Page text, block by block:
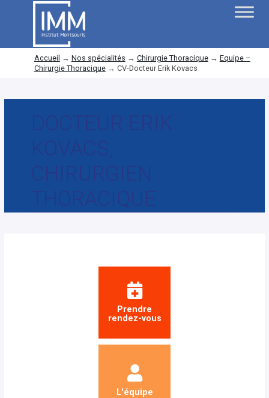
Accueil → Nos spécialités → Chirurgie Thoracique→ Equipe –
Chirurgie Thoracique→ CV-Docteur Erik Kovacs
Prendre
rendez-vous
L'équipe